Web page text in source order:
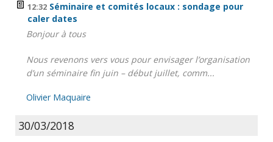
12:32 Séminaire et comités locaux : sondage pour
caler dates
Bonjour à tous
Nous revenons vers vous pour envisager l’organisation
d’un séminaire fin juin – début juillet, comm...
Olivier Maquaire
30/03/2018